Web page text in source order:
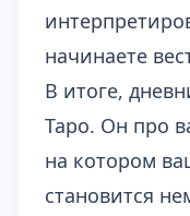
начинаете
В итоге,
Таро. Он про
на котором
становится